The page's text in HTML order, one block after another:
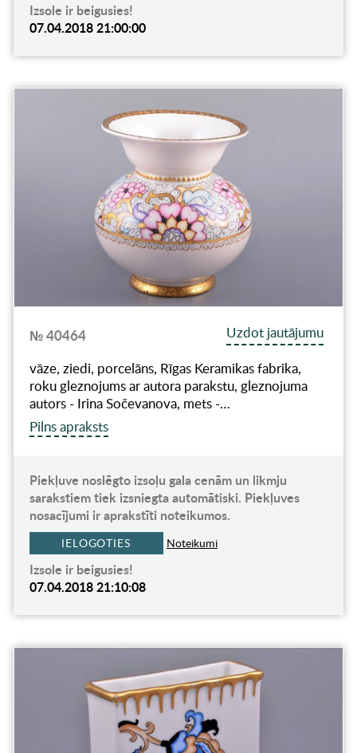
Izsole ir beigusies!
07.04.2018 21:00:00
№ 40464
Uzdot jautājumu
vāze, ziedi, porcelāns, Rīgas Keramikas fabrika,
roku gleznojums ar autora parakstu, gleznojuma
autors - Irina Sočevanova, mets -…
Pilns apraksts
Piekļuve noslēgto izsoļu gala cenām un likmju
sarakstiem tiek izsniegta automātiski. Piekļuves
nosacījumi ir aprakstīti noteikumos.
IELOGOTIES Noteikumi
Izsole ir beigusies!
07.04.2018 21:10:08